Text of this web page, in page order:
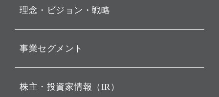
お知らせ
動画配信
理念・ビジョン・戦略
経営理念
ビジョン
戦略
事業セグメント
ソフトバンク・ビジョン・
株主・投資家情報（IR）